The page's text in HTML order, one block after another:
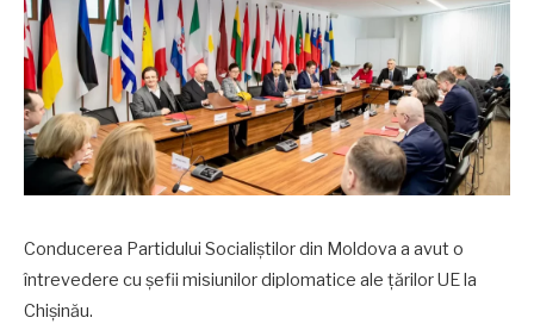
Conducerea Partidului Socialiștilor din Moldova a avut o
întrevedere cu șefii misiunilor diplomatice ale țărilor UE la
Chișinău.